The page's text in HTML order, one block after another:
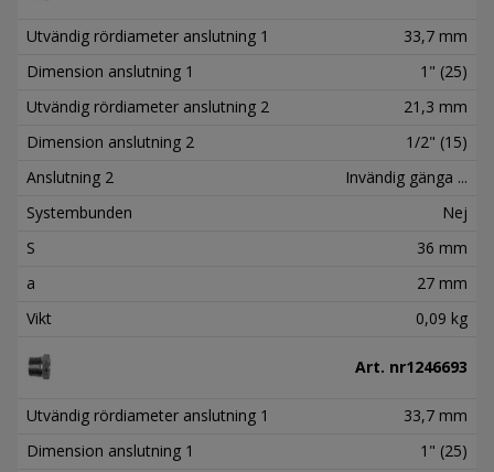
Utvändig rördiameter anslutning 1
33,7 mm
Dimension anslutning 1
1" (25)
Utvändig rördiameter anslutning 2
21,3 mm
Dimension anslutning 2
1/2" (15)
Anslutning 2
Invändig gänga ...
Systembunden
Nej
S
36 mm
a
27 mm
Vikt
0,09 kg
Art. nr1246693
Utvändig rördiameter anslutning 1
33,7 mm
Dimension anslutning 1
1" (25)